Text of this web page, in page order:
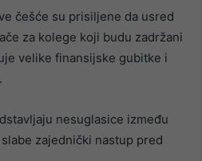
češće su prisiljene da usred
za kolege koji budu zadržani
velike finansijske gubitke i
nesuglasice između
zajednički nastup pred